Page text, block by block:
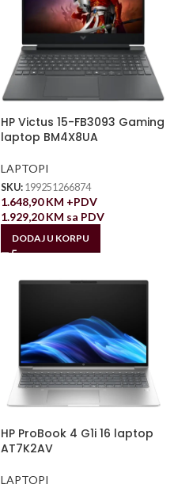
HP Victus 15-FB3093 Gaming
laptop BM4X8UA
LAPTOPI
SKU: 199251266874
1.648,90KM +PDV
1.929,20KM sa PDV
DODAJ U KORPU
HP ProBook 4 G1i 16 laptop
AT7K2AV
LAPTOPI